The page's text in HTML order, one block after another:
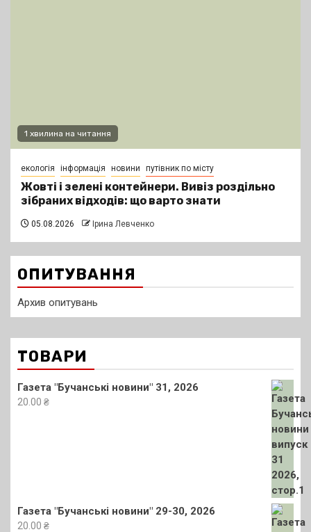
1 хвилина на читання
екологія інформація новини путівник по місту
Жовті і зелені контейнери. Вивіз роздільно
зібраних відходів: що варто знати
05.08.2026 Ірина Левченко
ОПИТУВАННЯ
Архив опитувань
ТОВАРИ
Газета "Бучанські новини" 31, 2026
20.00 ₴
Газета "Бучанські новини" 29-30, 2026
20.00 ₴